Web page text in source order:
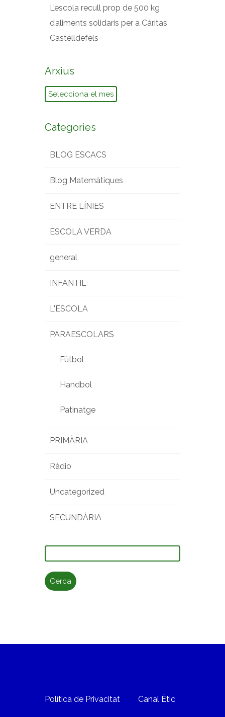
L’escola recull prop de 500 kg
d’aliments solidaris per a Càritas
Castelldefels
Arxius
Arxius
Categories
BLOG ESCACS
Blog Matemàtiques
ENTRE LÍNIES
ESCOLA VERDA
general
INFANTIL
L'ESCOLA
PARAESCOLARS
Fútbol
Handbol
Patinatge
PRIMÀRIA
Ràdio
Uncategorized
SECUNDÀRIA
Política de Privacitat Canal Ètic